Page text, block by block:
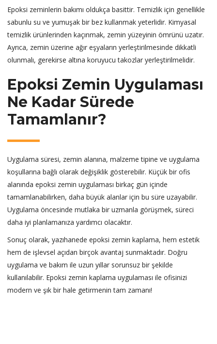
Epoksi zeminlerin bakımı oldukça basittir. Temizlik için genellikle
sabunlu su ve yumuşak bir bez kullanmak yeterlidir. Kimyasal
temizlik ürünlerinden kaçınmak, zemin yüzeyinin ömrünü uzatır.
Ayrıca, zemin üzerine ağır eşyaların yerleştirilmesinde dikkatli
olunmalı, gerekirse altına koruyucu takozlar yerleştirilmelidir.
Epoksi Zemin Uygulaması
Ne Kadar Sürede
Tamamlanır?
Uygulama süresi, zemin alanına, malzeme tipine ve uygulama
koşullarına bağlı olarak değişiklik gösterebilir. Küçük bir ofis
alanında epoksi zemin uygulaması birkaç gün içinde
tamamlanabilirken, daha büyük alanlar için bu süre uzayabilir.
Uygulama öncesinde mutlaka bir uzmanla görüşmek, süreci
daha iyi planlamanıza yardımcı olacaktır.
Sonuç olarak, yazıhanede epoksi zemin kaplama, hem estetik
hem de işlevsel açıdan birçok avantaj sunmaktadır. Doğru
uygulama ve bakım ile uzun yıllar sorunsuz bir şekilde
kullanılabilir. Epoksi zemin kaplama uygulaması ile ofisinizi
modern ve şık bir hale getirmenin tam zamanı!